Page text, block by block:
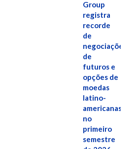
Group
registra
recorde
de
negociações
de
futuros e
opções de
moedas
latino-
americanas
no
primeiro
semestre